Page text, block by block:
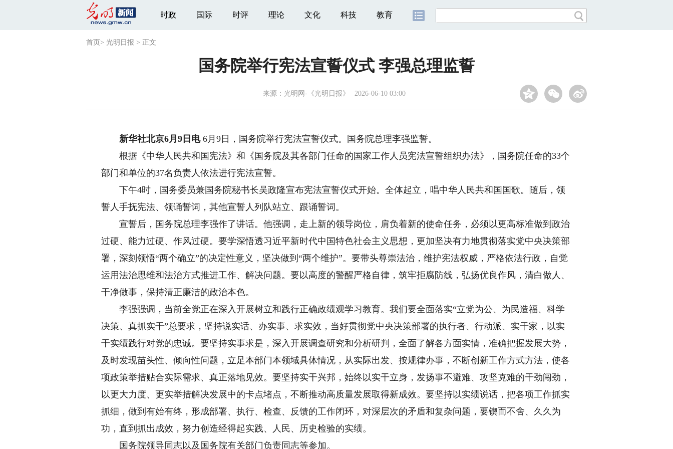
时政 国际 时评 理论 文化 科技 教育
首页 > 光明日报 > 正文
国务院举行宪法宣誓仪式 李强总理监誓
来源： 光明网-《光明日报》 2026-06-10 03:00
新华社北京6月9日电 6月9日，国务院举行宪法宣誓仪式。国务院总理李强监誓。
根据《中华人民共和国宪法》和《国务院及其各部门任命的国家工作人员宪法宣誓组织办法》，国务院任命的33个
部门和单位的37名负责人依法进行宪法宣誓。
下午4时，国务委员兼国务院秘书长吴政隆宣布宪法宣誓仪式开始。全体起立，唱中华人民共和国国歌。随后，领
誓人手抚宪法、领诵誓词，其他宣誓人列队站立、跟诵誓词。
宣誓后，国务院总理李强作了讲话。他强调，走上新的领导岗位，肩负着新的使命任务，必须以更高标准做到政治
过硬、能力过硬、作风过硬。要学深悟透习近平新时代中国特色社会主义思想，更加坚决有力地贯彻落实党中央决策部
署，深刻领悟“两个确立”的决定性意义，坚决做到“两个维护”。要带头尊崇法治，维护宪法权威，严格依法行政，自觉
运用法治思维和法治方式推进工作、解决问题。要以高度的警醒严格自律，筑牢拒腐防线，弘扬优良作风，清白做人、
干净做事，保持清正廉洁的政治本色。
李强强调，当前全党正在深入开展树立和践行正确政绩观学习教育。我们要全面落实“立党为公、为民造福、科学
决策、真抓实干”总要求，坚持说实话、办实事、求实效，当好贯彻党中央决策部署的执行者、行动派、实干家，以实
干实绩践行对党的忠诚。要坚持实事求是，深入开展调查研究和分析研判，全面了解各方面实情，准确把握发展大势，
及时发现苗头性、倾向性问题，立足本部门本领域具体情况，从实际出发、按规律办事，不断创新工作方式方法，使各
项政策举措贴合实际需求、真正落地见效。要坚持实干兴邦，始终以实干立身，发扬事不避难、攻坚克难的干劲闯劲，
以更大力度、更实举措解决发展中的卡点堵点，不断推动高质量发展取得新成效。要坚持以实绩说话，把各项工作抓实
抓细，做到有始有终，形成部署、执行、检查、反馈的工作闭环，对深层次的矛盾和复杂问题，要锲而不舍、久久为
功，直到抓出成效，努力创造经得起实践、人民、历史检验的实绩。
国务院领导同志以及国务院有关部门负责同志等参加。